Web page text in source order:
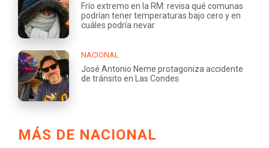
Frío extremo en la RM: revisa qué comunas
podrían tener temperaturas bajo cero y en
cuáles podría nevar
NACIONAL
José Antonio Neme protagoniza accidente
de tránsito en Las Condes
MÁS DE NACIONAL